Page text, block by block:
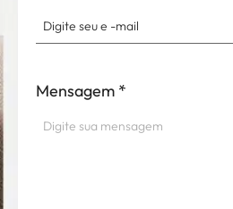
Mensagem *